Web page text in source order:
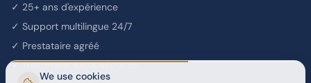
We use cookies
✓ 25+ ans d'expérience
✓ Support multilingue 24/7
✓ Prestataire agréé
✓Traitement 100% sécurisé